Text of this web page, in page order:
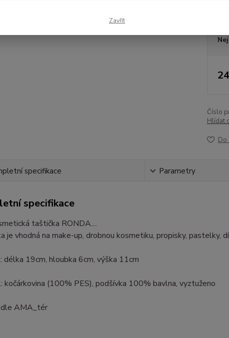
Číslo
Hlídat
Do
specifikace Parametry
specifikace
taštička RONDA....
je vhodná na make-up, drobnou kosmetiku, propisky, pastelky,
délka 19cm, hloubka 6cm, výška 11cm
kočárkovina (100% PES), podšívka 100% bavlna, vyztuženo
AMA_tér
Zavřít